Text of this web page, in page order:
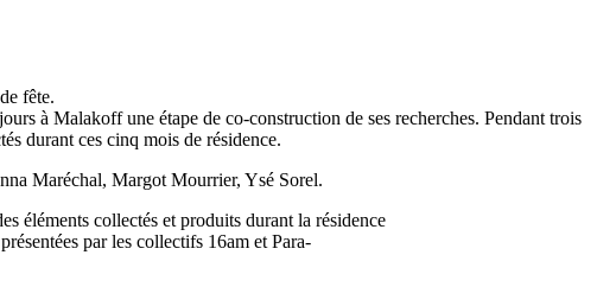
fête.
à Malakoff une étape de co-construction de ses recherches. Pendant trois
durant ces cinq mois de résidence.
Maréchal, Margot Mourrier, Ysé Sorel.
éléments collectés et produits durant la résidence
par les collectifs 16am et Para-